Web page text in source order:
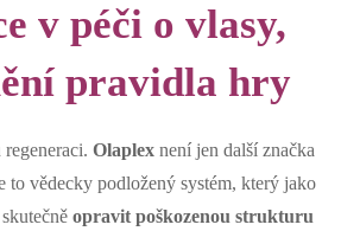
v péči o vlasy,
pravidla hry
Olaplex není jen další značka
to vědecky podložený systém, který jako
opravit poškozenou strukturu